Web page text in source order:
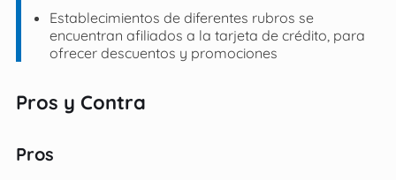
Establecimientos de diferentes rubros se
encuentran afiliados a la tarjeta de crédito, para
ofrecer descuentos y promociones
Pros y Contra
Pros